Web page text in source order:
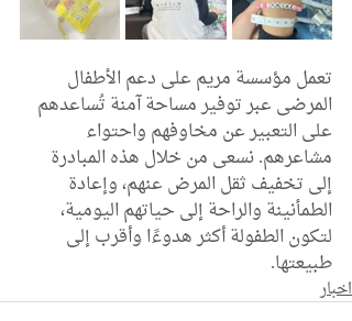
تعمل مؤسسة مريم على دعم الأطفال
المرضى عبر توفير مساحة آمنة تُساعدهم
على التعبير عن مخاوفهم واحتواء
مشاعرهم. نسعى من خلال هذه المبادرة
إلى تخفيف ثقل المرض عنهم، وإعادة
الطمأنينة والراحة إلى حياتهم اليومية،
لتكون الطفولة أكثر هدوءًا وأقرب إلى
طبيعتها.
اخبار